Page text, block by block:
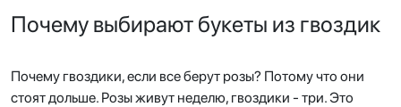
Почему выбирают букеты из гвоздик
Почему гвоздики, если все берут розы? Потому что они
стоят дольше. Розы живут неделю, гвоздики - три. Это